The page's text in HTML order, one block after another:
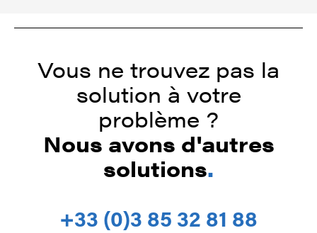
Vous ne trouvez pas la
solution à votre
problème ?
Nous avons d'autres
solutions.
+33 (0)3 85 32 81 88